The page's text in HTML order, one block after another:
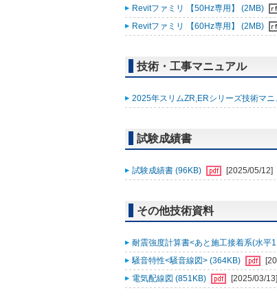
Revitファミリ 【50Hz専用】 (2MB)
Revitファミリ 【60Hz専用】 (2MB)
技術・工事マニュアル
2025年スリムZR,ERシリーズ技術マ
試験成績書
試験成績書 (96KB) [2025/05/12]
その他技術資料
耐震強度計算書<あと施工接着系(水平
騒音特性<騒音線図> (364KB)
電気配線図 (851KB)
[2025/03/13]